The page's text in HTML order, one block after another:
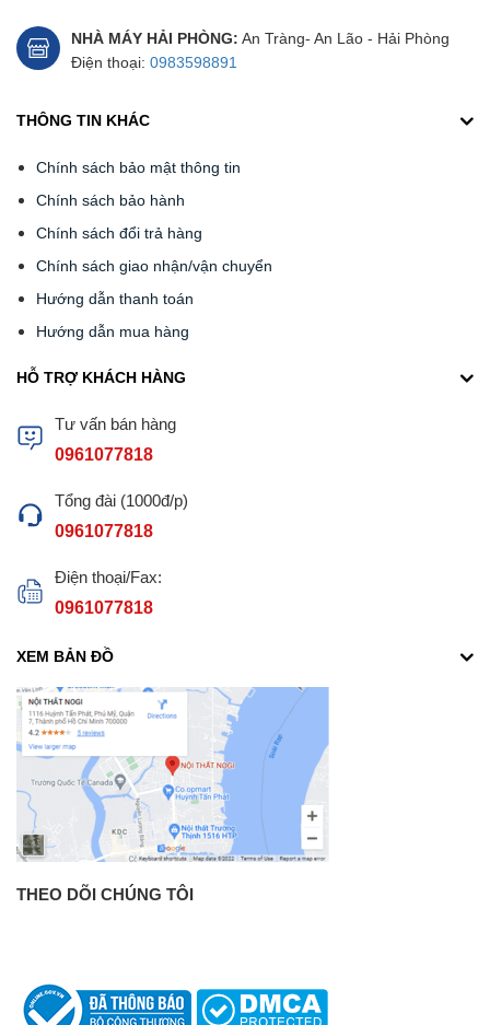
NHÀ MÁY HẢI PHÒNG: An Tràng- An Lão - Hải Phòng
Điện thoại: 0983598891
THÔNG TIN KHÁC
Chính sách bảo mật thông tin
Chính sách bảo hành
Chính sách đổi trả hàng
Chính sách giao nhận/vận chuyển
Hướng dẫn thanh toán
Hướng dẫn mua hàng
HỖ TRỢ KHÁCH HÀNG
Tư vấn bán hàng
0961077818
Tổng đài (1000đ/p)
0961077818
Điện thoại/Fax:
0961077818
XEM BẢN ĐỒ
THEO DÕI CHÚNG TÔI